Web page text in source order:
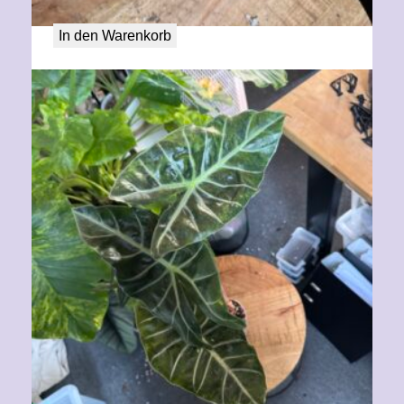
50,00€
In den Warenkorb
Alocasia Aurora aurea variegata XL
80,00€